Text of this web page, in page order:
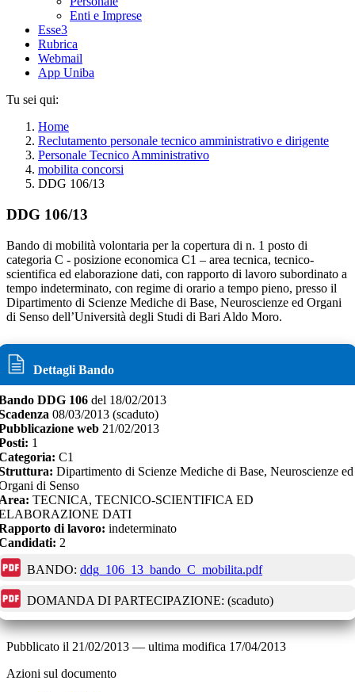
Enti e Imprese
Esse3
Rubrica
Webmail
App Uniba
Tu sei qui:
Home
Reclutamento personale tecnico amministrativo e dirigente
Personale Tecnico Amministrativo
mobilita concorsi
DDG 106/13
DDG 106/13
Bando di mobilità volontaria per la copertura di n. 1 posto di
categoria C - posizione economica C1 – area tecnica, tecnico-
scientifica ed elaborazione dati, con rapporto di lavoro subordinato a
tempo indeterminato, con regime di orario a tempo pieno, presso il
Dipartimento di Scienze Mediche di Base, Neuroscienze ed Organi
di Senso dell’Università degli Studi di Bari Aldo Moro.
Dettagli Bando
DDG 106 del 18/02/2013
08/03/2013 (scaduto)
web 21/02/2013
1
C1
Dipartimento di Scienze Mediche di Base, Neuroscienze ed
di Senso
TECNICA, TECNICO-SCIENTIFICA ED
DATI
di lavoro: indeterminato
2
BANDO: ddg_106_13_bando_C_mobilita.pdf
DOMANDA DI PARTECIPAZIONE: (scaduto)
Pubblicato il 21/02/2013 — ultima modifica 17/04/2013
Azioni sul documento